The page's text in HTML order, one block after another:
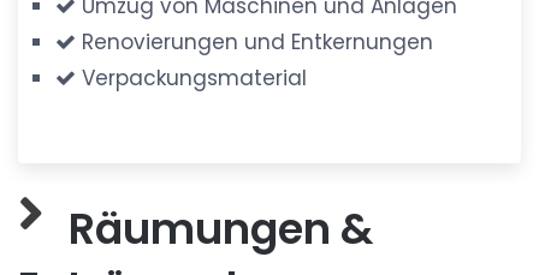
Renovierungen und Entkernungen
Verpackungsmaterial
Räumungen &